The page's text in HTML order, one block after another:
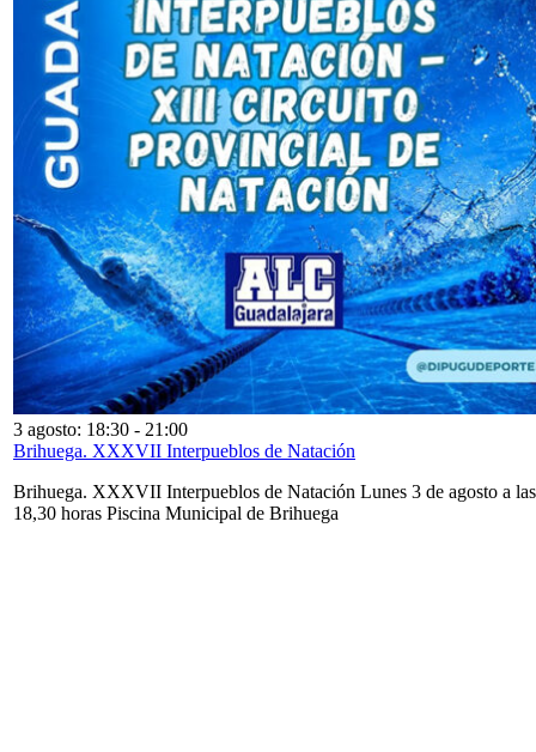
3 agosto: 18:30 - 21:00
Brihuega. XXXVII Interpueblos de Natación
Brihuega. XXXVII Interpueblos de Natación Lunes 3 de agosto a las
18,30 horas Piscina Municipal de Brihuega